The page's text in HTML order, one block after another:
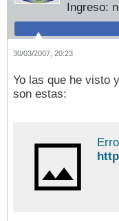
Ingreso:
30/03/2007, 20:23
Yo las que he visto
son estas: